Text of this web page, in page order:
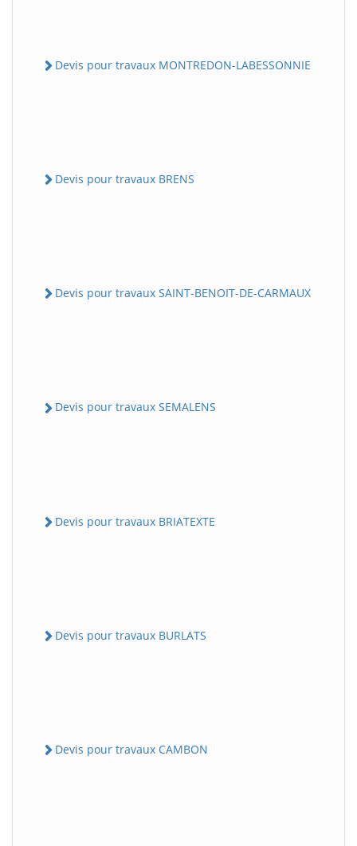
Devis pour travaux MONTREDON-LABESSONNIE
Devis pour travaux BRENS
Devis pour travaux SAINT-BENOIT-DE-CARMAUX
Devis pour travaux SEMALENS
Devis pour travaux BRIATEXTE
Devis pour travaux BURLATS
Devis pour travaux CAMBON